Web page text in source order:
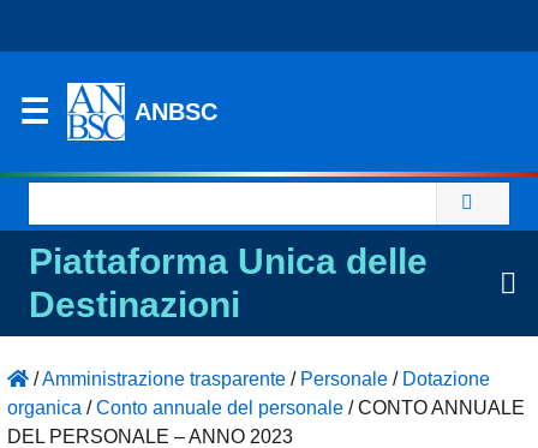
ANBSC
per:
Piattaforma Unica delle
Destinazioni
/Amministrazione trasparente / Personale / Dotazione
organica /Conto annuale del personale /CONTO ANNUALE
DEL PERSONALE – ANNO 2023